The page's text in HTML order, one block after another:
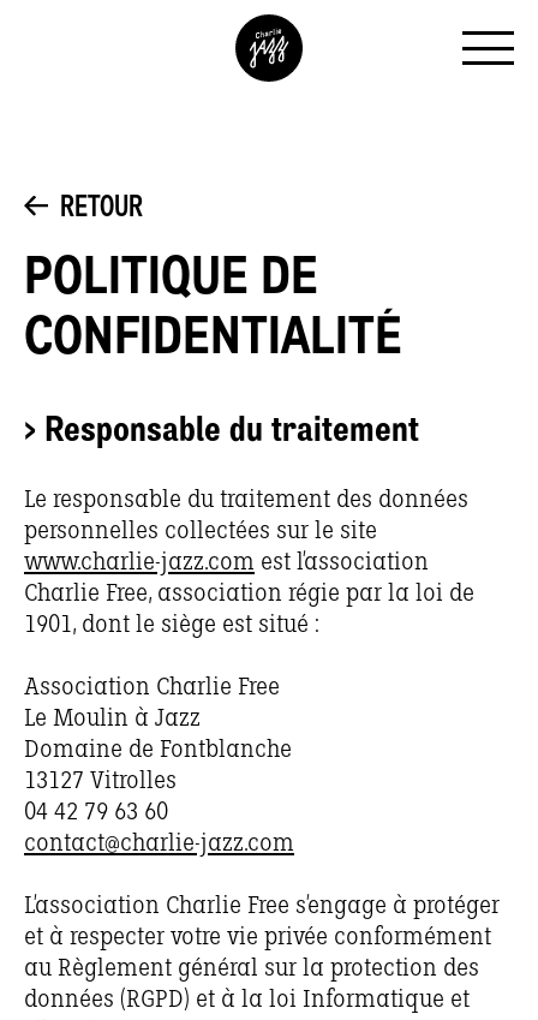
RETOUR
POLITIQUE DE
CONFIDENTIALITÉ
> Responsable du traitement
Le responsable du traitement des données
personnelles collectées sur le site
www.charlie-jazz.com est l’association
Charlie Free, association régie par la loi de
1901, dont le siège est situé :
Association Charlie Free
Le Moulin à Jazz
Domaine de Fontblanche
13127 Vitrolles
04 42 79 63 60
contact@charlie-jazz.com
L’association Charlie Free s’engage à protéger
et à respecter votre vie privée conformément
au Règlement général sur la protection des
données (RGPD) et à la loi Informatique et